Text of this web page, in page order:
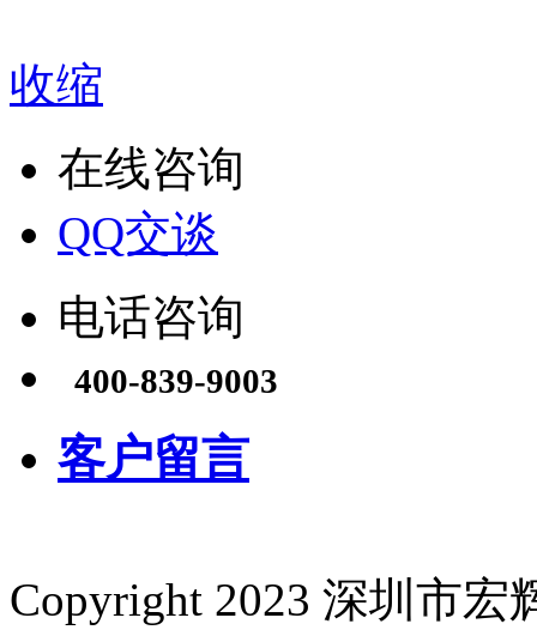
收缩
在线咨询
QQ交谈
电话咨询
400-839-9003
客户留言
Copyright 2023 深圳市